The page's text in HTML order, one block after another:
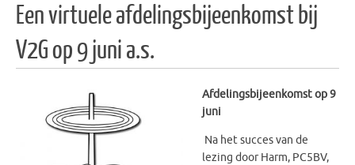
Een virtuele afdelingsbijeenkomst bij
V2G op 9 juni a.s.
Afdelingsbijeenkomstop 9
juni
Na het succes van de
lezing door Harm, PC5BV,